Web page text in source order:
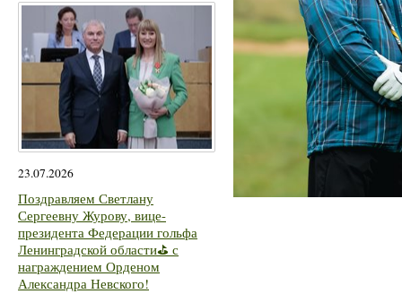
23.07.2026
Поздравляем Светлану
Сергеевну Журову, вице-
президента Федерации гольфа
Ленинградской области⛳ с
награждением Орденом
Александра Невского!